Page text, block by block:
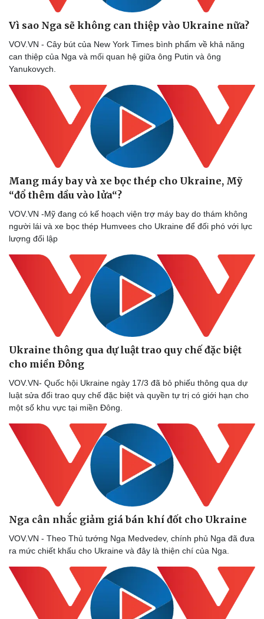
Vì sao Nga sẽ không can thiệp vào Ukraine nữa?
VOV.VN - Cây bút của New York Times bình phẩm về khả năng
can thiệp của Nga và mối quan hệ giữa ông Putin và ông
Yanukovych.
Mang máy bay và xe bọc thép cho Ukraine, Mỹ
“đổ thêm dầu vào lửa“?
VOV.VN -Mỹ đang có kế hoạch viện trợ máy bay do thám không
người lái và xe bọc thép Humvees cho Ukraine để đối phó với lực
lượng đối lập
Ukraine thông qua dự luật trao quy chế đặc biệt
cho miền Đông
VOV.VN- Quốc hội Ukraine ngày 17/3 đã bỏ phiếu thông qua dự
luật sửa đổi trao quy chế đặc biệt và quyền tự trị có giới hạn cho
một số khu vực tại miền Đông.
Nga cân nhắc giảm giá bán khí đốt cho Ukraine
VOV.VN - Theo Thủ tướng Nga Medvedev, chính phủ Nga đã đưa
ra mức chiết khấu cho Ukraine và đây là thiện chí của Nga.